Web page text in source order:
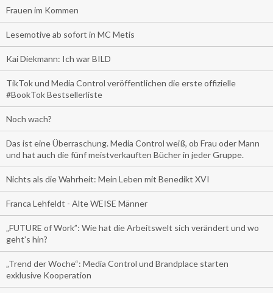
Frauen im Kommen
Lesemotive ab sofort in MC Metis
Kai Diekmann: Ich war BILD
TikTok und Media Control veröffentlichen die erste offizielle
#BookTok Bestsellerliste
Noch wach?
Das ist eine Überraschung. Media Control weiß, ob Frau oder Mann
und hat auch die fünf meistverkauften Bücher in jeder Gruppe.
Nichts als die Wahrheit: Mein Leben mit Benedikt XVI
Franca Lehfeldt - Alte WEISE Männer
„FUTURE of Work”: Wie hat die Arbeitswelt sich verändert und wo
geht’s hin?
„Trend der Woche“: Media Control und Brandplace starten
exklusive Kooperation